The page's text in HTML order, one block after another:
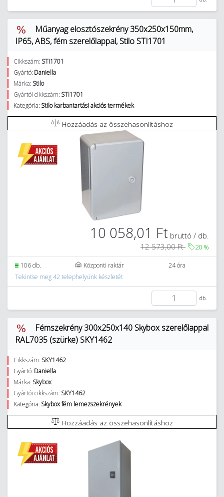
Műanyag elosztószekrény 350x250x150mm,
IP65, ABS, fém szerelőlappal, Stilo STI1701
Cikkszám: STI1701
Gyártó: Daniella
Márka: Stilo
Gyártói cikkszám: STI1701
Kategória: Stilo karbantartási akciós termékek
Hozzáadás az összehasonlításhoz
10 058,01 Ft bruttó / db.
12 573,00 Ft
20 %
106 db. Központi raktár
24 óra
Tekintse meg 42 telephelyünk készletét
db.
Fémszekrény 300x250x140 Skybox szerelőlappal
RAL7035 (szürke) SKY1462
Cikkszám: SKY1462
Gyártó: Daniella
Márka: Skybox
Gyártói cikkszám: SKY1462
Kategória: Skybox fém lemezszekrények
Hozzáadás az összehasonlításhoz